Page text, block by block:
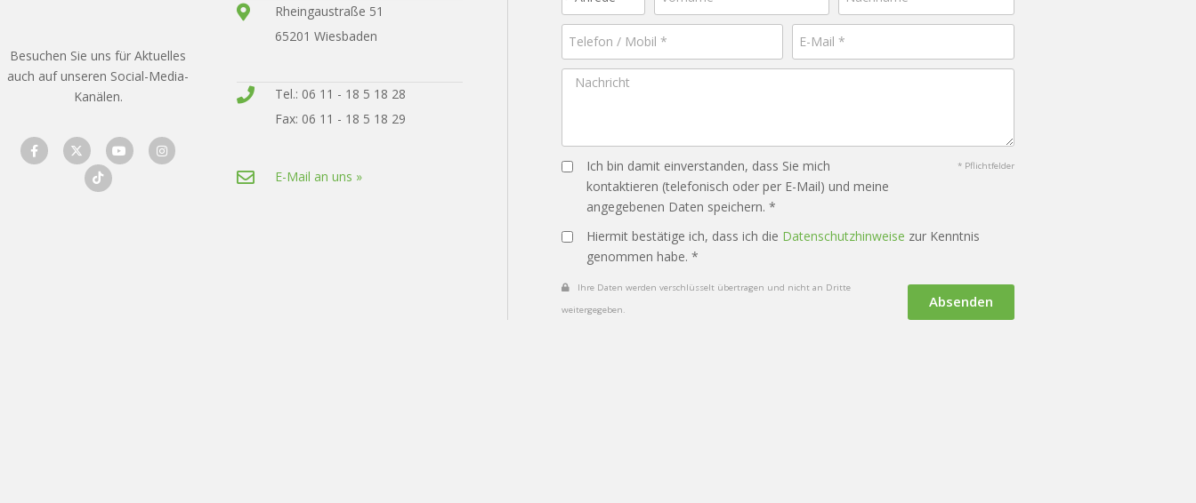
Besuchen Sie uns für Aktuelles
auch auf unseren Social-Media-
Kanälen.
Rheingaustraße 51
65201 Wiesbaden
Tel.: 06 11 - 18 5 18 28
Fax: 06 11 - 18 5 18 29
E-Mail an uns »
Ich bin damit einverstanden, dass Sie mich
kontaktieren (telefonisch oder per E-Mail) und meine
angegebenen Daten speichern. *
* Pflichtfelder
Hiermit bestätige ich, dass ich die Datenschutzhinweise zur Kenntnis
genommen habe. *
Ihre Daten werden verschlüsselt übertragen und nicht an Dritte
weitergegeben.
Absenden